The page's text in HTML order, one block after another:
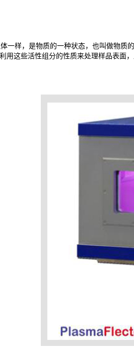
一样，是物质的一种状态，也叫做物质
用这些活性组分的性质来处理样品表面